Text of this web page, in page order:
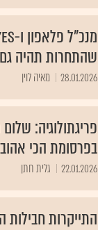
שהתחרות תהיה
28.01.2026 מאיה לוין
פריגתולוגיה:
בפרסומת הכי
22.01.2026 גלית חתן
התייקרות